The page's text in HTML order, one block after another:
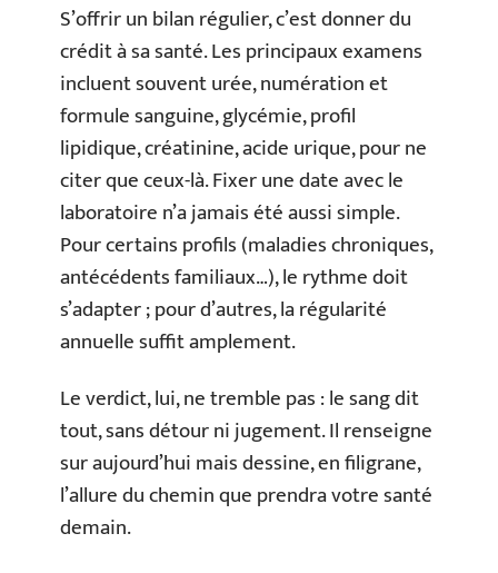
S’offrir un bilan régulier, c’est donner du
crédit à sa santé. Les principaux examens
incluent souvent urée, numération et
formule sanguine, glycémie, profil
lipidique, créatinine, acide urique, pour ne
citer que ceux-là. Fixer une date avec le
laboratoire n’a jamais été aussi simple.
Pour certains profils (maladies chroniques,
antécédents familiaux…), le rythme doit
s’adapter ; pour d’autres, la régularité
annuelle suffit amplement.
Le verdict, lui, ne tremble pas : le sang dit
tout, sans détour ni jugement. Il renseigne
sur aujourd’hui mais dessine, en filigrane,
l’allure du chemin que prendra votre santé
demain.